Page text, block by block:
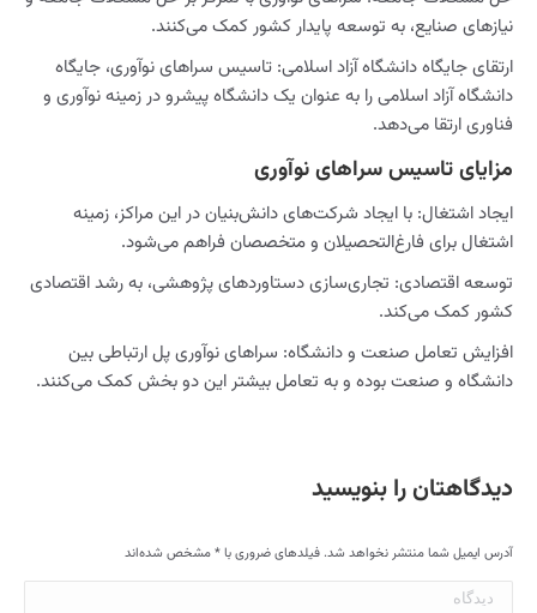
نیازهای صنایع، به توسعه پایدار کشور کمک می‌کنند.
ارتقای جایگاه دانشگاه آزاد اسلامی: تاسیس سراهای نوآوری، جایگاه
دانشگاه آزاد اسلامی را به عنوان یک دانشگاه پیشرو در زمینه نوآوری و
فناوری ارتقا می‌دهد.
مزایای تاسیس سراهای نوآوری
ایجاد اشتغال: با ایجاد شرکت‌های دانش‌بنیان در این مراکز، زمینه
اشتغال برای فارغ‌التحصیلان و متخصصان فراهم می‌شود.
توسعه اقتصادی: تجاری‌سازی دستاوردهای پژوهشی، به رشد اقتصادی
کشور کمک می‌کند.
افزایش تعامل صنعت و دانشگاه: سراهای نوآوری پل ارتباطی بین
دانشگاه و صنعت بوده و به تعامل بیشتر این دو بخش کمک می‌کنند.
دیدگاهتان را بنویسید
آدرس ایمیل شما منتشر نخواهد شد. فیلدهای ضروری با*مشخص شده‌اند
دیدگاه